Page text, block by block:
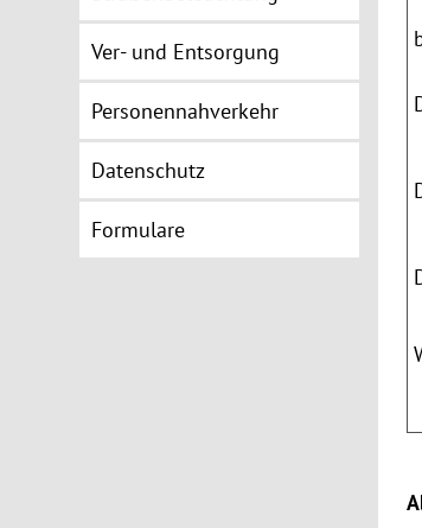
Ver- und Entsorgung
Personennahverkehr
Datenschutz
Formulare